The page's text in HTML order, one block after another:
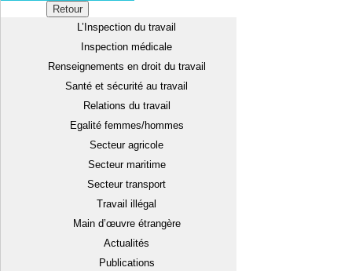
Retour
L’Inspection du travail
Inspection médicale
Renseignements en droit du travail
Santé et sécurité au travail
Relations du travail
Egalité femmes/hommes
Secteur agricole
Secteur maritime
Secteur transport
Travail illégal
Main d’œuvre étrangère
Actualités
Publications